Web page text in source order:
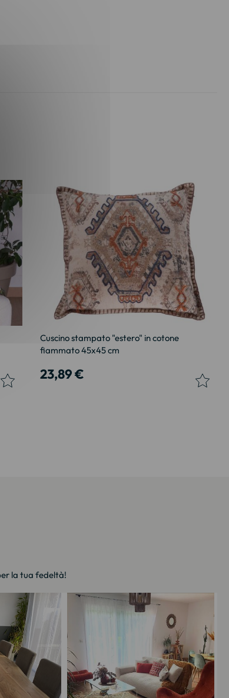
Cuscino stampato "estero" in cotone
fiammato 45x45 cm
23,89 €
la tua fedeltà!